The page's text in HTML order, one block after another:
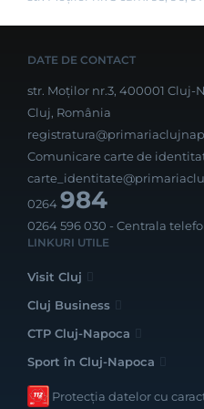
DATE DE CONTACT
str. Moților nr.3, 400001 Cluj-
Cluj, România
Comunicare carte de
0264984
0264 596 030 - Centrala
LINKURI UTILE
Visit Cluj
Cluj Business
CTP Cluj-Napoca
Sport în Cluj-Napoca
Protecția datelor cu